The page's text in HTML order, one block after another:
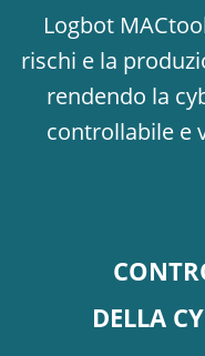
Logbot
rischi e la
rendendo la
controllabile e
DELLA